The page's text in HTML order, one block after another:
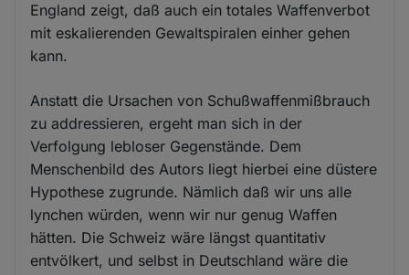
England zeigt, daß auch ein totales Waffenverbot
mit eskalierenden Gewaltspiralen einher gehen
kann.
Anstatt die Ursachen von Schußwaffenmißbrauch
zu addressieren, ergeht man sich in der
Verfolgung lebloser Gegenstände. Dem
Menschenbild des Autors liegt hierbei eine düstere
Hypothese zugrunde. Nämlich daß wir uns alle
lynchen würden, wenn wir nur genug Waffen
hätten. Die Schweiz wäre längst quantitativ
entvölkert, und selbst in Deutschland wäre die